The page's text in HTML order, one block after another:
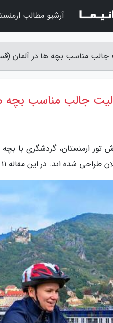
تور ارمنستان، گردشگری با
اند. در این مقاله 11 فعالیت گردشگری مناسب بچه ها در آلمان را معرفی می کنیم.
آرشیو مطالب